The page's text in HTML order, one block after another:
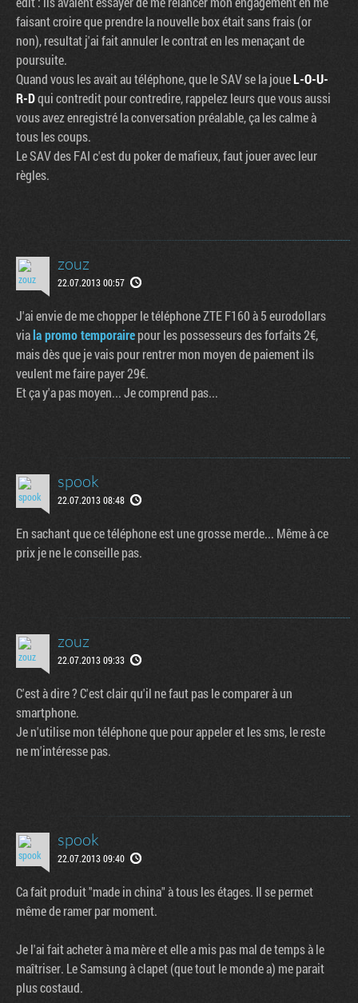
faisant croire que prendre la nouvelle box était sans frais (or
non), resultat j'ai fait annuler le contrat en les menaçant de
poursuite.
Quand vous les avait au téléphone, que le SAV se la joueL-O-U-
R-Dqui contredit pour contredire, rappelez leurs que vous aussi
vous avez enregistré la conversation préalable, ça les calme à
tous les coups.
Le SAV des FAI c'est du poker de mafieux, faut jouer avec leur
règles.
zouz
22.07.2013 00:57
J'ai envie de me chopper le téléphone ZTE F160 à 5 eurodollars
viala promo temporairepour les possesseurs des forfaits 2€,
mais dès que je vais pour rentrer mon moyen de paiement ils
veulent me faire payer 29€.
Et ça y'a pas moyen... Je comprend pas...
spook
22.07.2013 08:48
En sachant que ce téléphone est une grosse merde... Même à ce
prix je ne le conseille pas.
zouz
22.07.2013 09:33
C'est à dire ? C'est clair qu'il ne faut pas le comparer à un
smartphone.
Je n'utilise mon téléphone que pour appeler et les sms, le reste
ne m'intéresse pas.
spook
22.07.2013 09:40
Ca fait produit "made in china" à tous les étages. Il se permet
même de ramer par moment.
Je l'ai fait acheter à ma mère et elle a mis pas mal de temps à le
maîtriser. Le Samsung à clapet (que tout le monde a) me parait
plus costaud.